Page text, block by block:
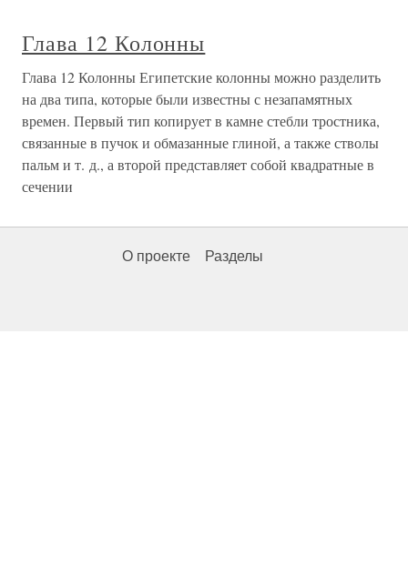
Глава 12 Колонны
Глава 12 Колонны Египетские колонны можно разделить
на два типа, которые были известны с незапамятных
времен. Первый тип копирует в камне стебли тростника,
связанные в пучок и обмазанные глиной, а также стволы
пальм и т. д., а второй представляет собой квадратные в
сечении
О проекте Разделы